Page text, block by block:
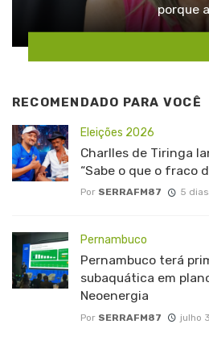
porque
RECOMENDADO PARA VOCÊ
Eleições 2026
Charlles de Tiringa
“Sabe o que o fraco
Por SERRAFM87 5
Pernambuco
Pernambuco terá
subaquática em
Neoenergia
Por SERRAFM87 julho